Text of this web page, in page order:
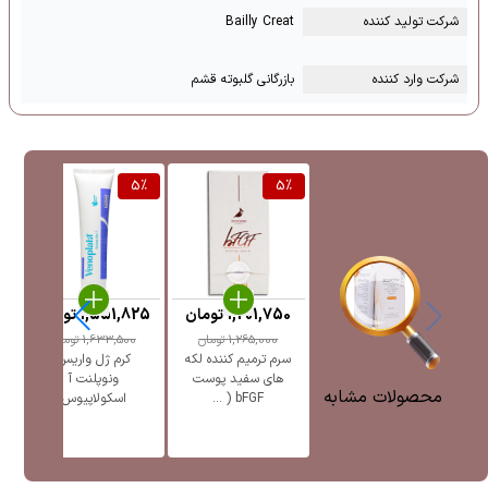
شرکت تولید کننده Bailly Creat
شرکت وارد کننده بازرگانی گلبوته قشم
محصولات مشابه
5%
سرم ترمیم کننده لکه
های سفید پوست
bFGF ( ...
1,265,000تومان
1,201,750تومان
5%
کرم ژل واریس
ونوپلنت آ
اسکولاپیوس
1,633,500تومان
1,551,825تومان